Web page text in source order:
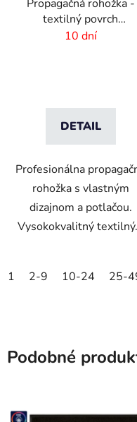
Propagačná rohožka -
textilný povrch
-85x150 cm
10 dní
DETAIL
Profesionálna
rohožka s vlastným
dizajnom a potlačou.
Vysokokvalitný
1 2-9 10-24 25-
Podobné